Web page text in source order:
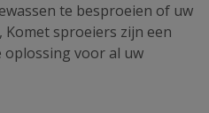
te besproeien of uw
sproeiers zijn een
oplossing voor al uw